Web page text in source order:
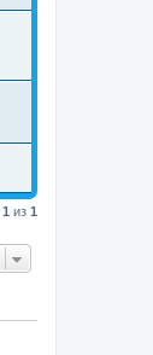
1 из 1